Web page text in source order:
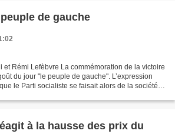
de gauche
et Rémi Lefèbvre La commémoration de la victoire
du jour "le peuple de gauche". L’expression
le Parti socialiste se faisait alors de la société et
à la hausse des prix du